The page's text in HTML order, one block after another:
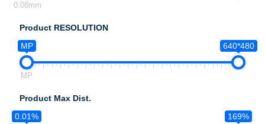
0.08mm
Product RESOLUTION
MP
640*480
MP
Product Max Dist.
0.01%
169%